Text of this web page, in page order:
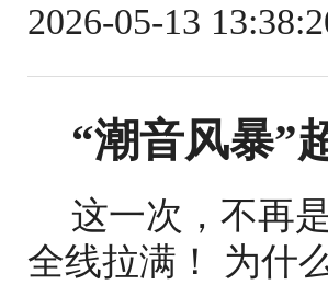
2026-05-13
“潮音风暴”
这一次，不再
全线拉满！ 为什